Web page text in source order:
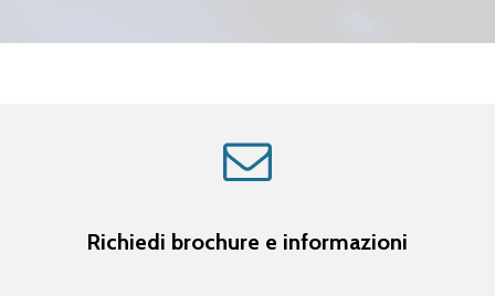
Richiedi brochure e informazioni